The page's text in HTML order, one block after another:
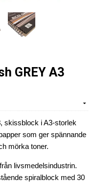
GREY A3
, skissblock i A3-storlek
som ger spännande
mörka toner.
livsmedelsindustrin.
spiralblock med 30